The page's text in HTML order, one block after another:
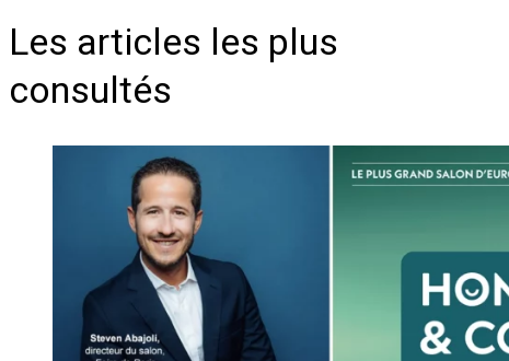
Les articles les plus
consultés